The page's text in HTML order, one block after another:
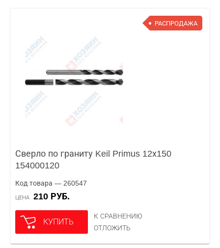
РАСПРОДАЖА
Сверло по граниту Keil Primus 12х150
154000120
Код товара — 260547
ЦЕНА 210 РУБ.
КУПИТЬ
К СРАВНЕНИЮ
ОТЛОЖИТЬ